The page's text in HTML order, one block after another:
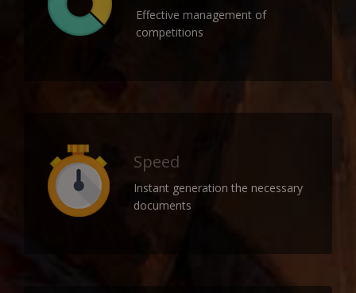
Effective management of
competitions
Speed
Instant generation the necessary
documents